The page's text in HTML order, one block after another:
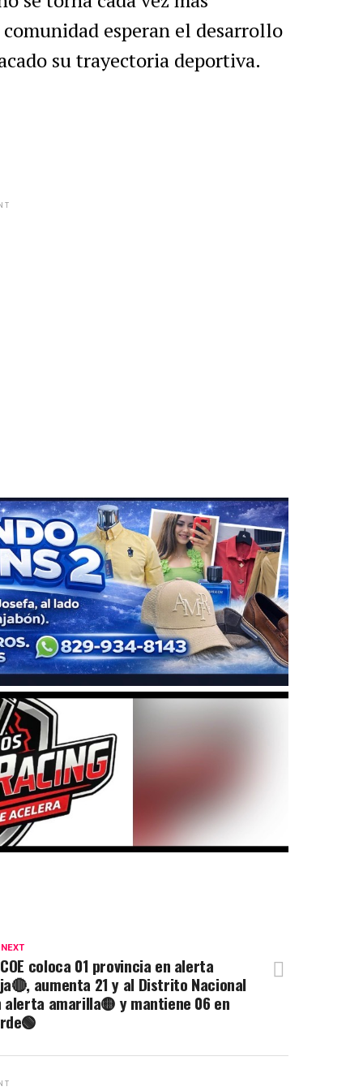
esperan el desarrollo
su trayectoria deportiva.
coloca 01 provincia en alerta
aumenta 21 y al Distrito Nacional
alerta amarilla🟡 y mantiene 06 en